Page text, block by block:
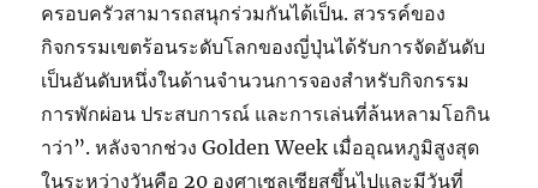
ครอบครัวสามารถสนุกร่วมกันได้เป็น. สวรรค์ของ
กิจกรรมเขตร้อนระดับโลกของญี่ปุ่นได้รับการจัดอันดับ
เป็นอันดับหนึ่งในด้านจำนวนการจองสำหรับกิจกรรม
การพักผ่อน ประสบการณ์ และการเล่นที่ล้นหลามโอกิน
าว่า”. หลังจากช่วง Golden Week เมื่ออุณหภูมิสูงสุด
ในระหว่างวันคือ 20 องศาเซลเซียสขึ้นไปและมีวันที่